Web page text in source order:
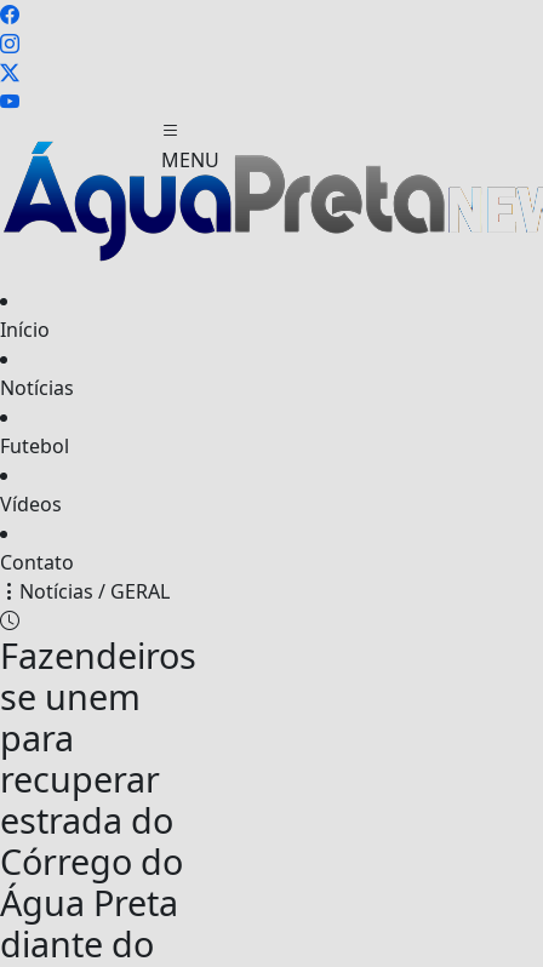
MENU
Início
Notícias
Futebol
Vídeos
Contato
Notícias / GERAL
Fazendeiros
se unem
para
recuperar
estrada do
Córrego do
Água Preta
diante do